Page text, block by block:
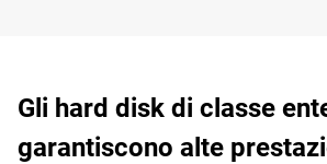
Gli hard disk di classe
garantiscono alte